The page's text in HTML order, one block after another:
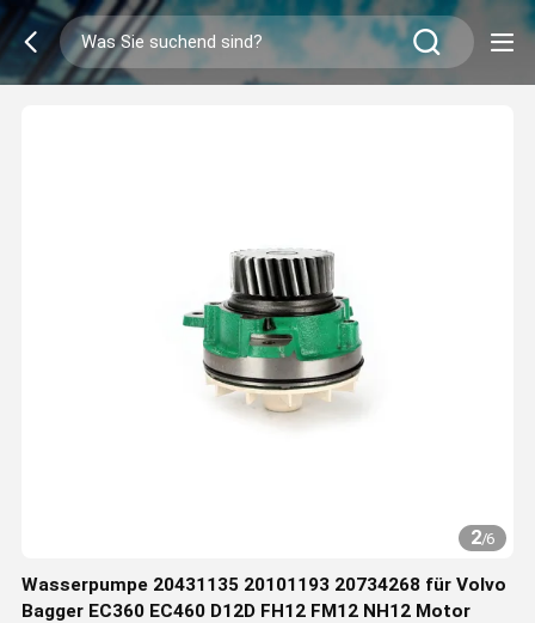
2/6
Wasserpumpe 20431135 20101193 20734268 für Volvo
Bagger EC360 EC460 D12D FH12 FM12 NH12 Motor